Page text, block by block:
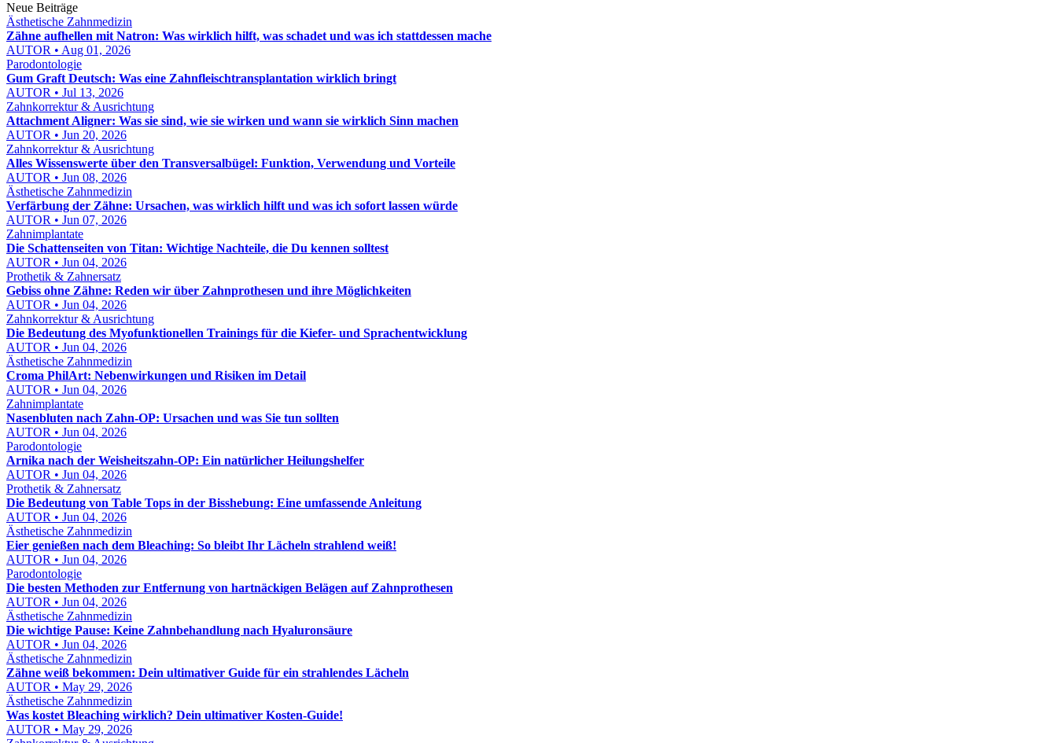
Neue Beiträge
Ästhetische Zahnmedizin
Zähne aufhellen mit Natron: Was wirklich hilft, was schadet und was ich stattdessen mache
AUTOR • Aug 01, 2026
Parodontologie
Gum Graft Deutsch: Was eine Zahnfleischtransplantation wirklich bringt
AUTOR • Jul 13, 2026
Zahnkorrektur & Ausrichtung
Attachment Aligner: Was sie sind, wie sie wirken und wann sie wirklich Sinn machen
AUTOR • Jun 20, 2026
Zahnkorrektur & Ausrichtung
Alles Wissenswerte über den Transversalbügel: Funktion, Verwendung und Vorteile
AUTOR • Jun 08, 2026
Ästhetische Zahnmedizin
Verfärbung der Zähne: Ursachen, was wirklich hilft und was ich sofort lassen würde
AUTOR • Jun 07, 2026
Zahnimplantate
Die Schattenseiten von Titan: Wichtige Nachteile, die Du kennen solltest
AUTOR • Jun 04, 2026
Prothetik & Zahnersatz
Gebiss ohne Zähne: Reden wir über Zahnprothesen und ihre Möglichkeiten
AUTOR • Jun 04, 2026
Zahnkorrektur & Ausrichtung
Die Bedeutung des Myofunktionellen Trainings für die Kiefer- und Sprachentwicklung
AUTOR • Jun 04, 2026
Ästhetische Zahnmedizin
Croma PhilArt: Nebenwirkungen und Risiken im Detail
AUTOR • Jun 04, 2026
Zahnimplantate
Nasenbluten nach Zahn-OP: Ursachen und was Sie tun sollten
AUTOR • Jun 04, 2026
Parodontologie
Arnika nach der Weisheitszahn-OP: Ein natürlicher Heilungshelfer
AUTOR • Jun 04, 2026
Prothetik & Zahnersatz
Die Bedeutung von Table Tops in der Bisshebung: Eine umfassende Anleitung
AUTOR • Jun 04, 2026
Ästhetische Zahnmedizin
Eier genießen nach dem Bleaching: So bleibt Ihr Lächeln strahlend weiß!
AUTOR • Jun 04, 2026
Parodontologie
Die besten Methoden zur Entfernung von hartnäckigen Belägen auf Zahnprothesen
AUTOR • Jun 04, 2026
Ästhetische Zahnmedizin
Die wichtige Pause: Keine Zahnbehandlung nach Hyaluronsäure
AUTOR • Jun 04, 2026
Ästhetische Zahnmedizin
Zähne weiß bekommen: Dein ultimativer Guide für ein strahlendes Lächeln
AUTOR • May 29, 2026
Ästhetische Zahnmedizin
Was kostet Bleaching wirklich? Dein ultimativer Kosten-Guide!
AUTOR • May 29, 2026